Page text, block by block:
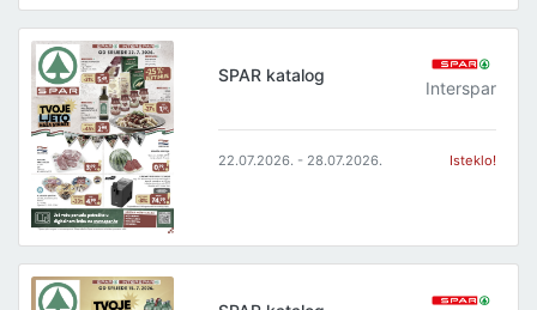
SPAR katalog
Interspar
22.07.2026. - 28.07.2026. Isteklo!